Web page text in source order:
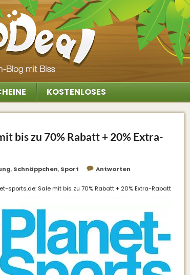
KOSTENLOSES
bis zu 70% Rabatt + 20% Extra-
, Schnäppchen, Sport
Antworten
sports.de: Sale mit bis zu 70% Rabatt + 20% Extra-Rabatt